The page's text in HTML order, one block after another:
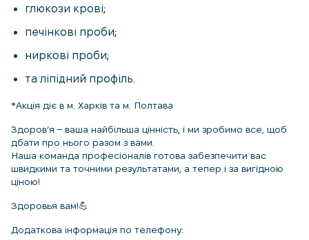
глюкози крові;
печінкові проби;
ниркові проби;
та ліпідний профіль.
*Акція діє в м. Харків та м. Полтава
Здоров’я – ваша найбільша цінність, і ми зробимо все, щоб
дбати про нього разом з вами.
Наша команда професіоналів готова забезпечити вас
швидкими та точними результатами, а тепер і за вигідною
ціною!
Здоровья вам!💪
Додаткова інформація по телефону: